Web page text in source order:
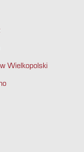
Wielkopolski